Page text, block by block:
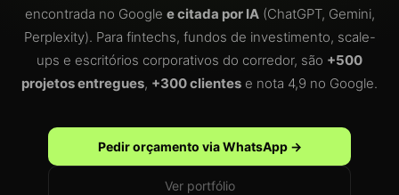
encontrada no Google e citada por IA(ChatGPT, Gemini,
Perplexity). Para fintechs, fundos de investimento, scale-
ups e escritórios corporativos do corredor, são +500
projetos entregues, +300 clientes e nota 4,9 no Google.
Pedir orçamento via WhatsApp →
Ver portfólio